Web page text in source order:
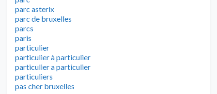
parc asterix
parc de bruxelles
parcs
paris
particulier
particulier à particulier
particulier a particulier
particuliers
pas cher bruxelles